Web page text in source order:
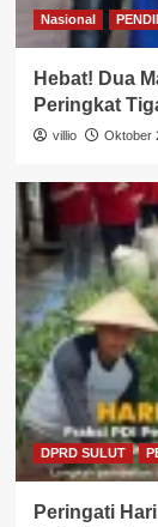
Nasional
Hebat! Dua
Peringkat
villio Oktober
DPRD SULUT
Peringati